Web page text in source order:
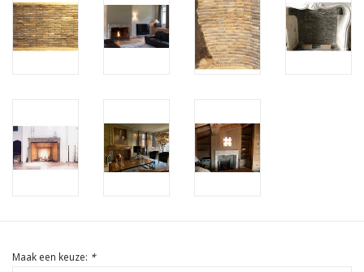
Login
Cadeau Bonnen
Maak een keuze: *